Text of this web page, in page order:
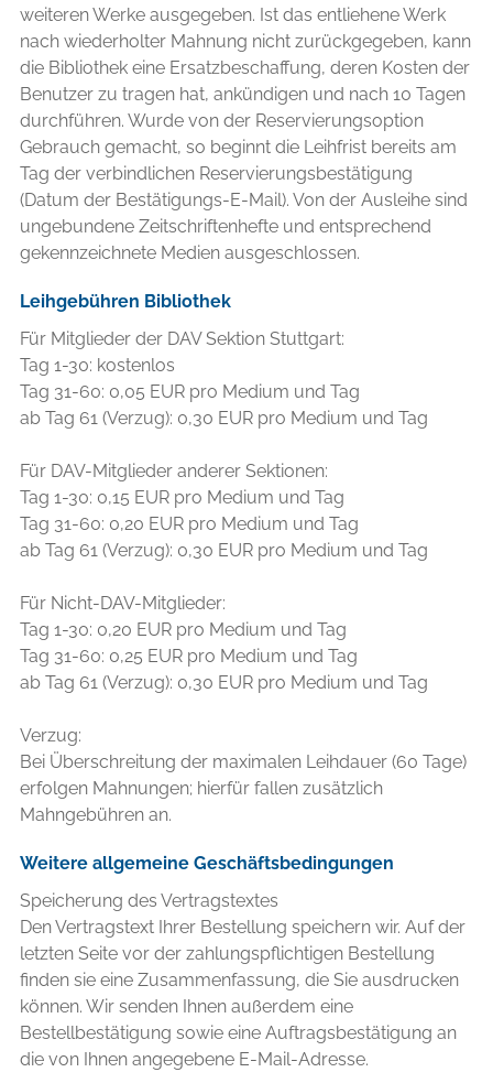
weiteren Werke ausgegeben. Ist das entliehene Werk
nach wiederholter Mahnung nicht zurückgegeben, kann
die Bibliothek eine Ersatzbeschaffung, deren Kosten der
Benutzer zu tragen hat, ankündigen und nach 10 Tagen
durchführen. Wurde von der Reservierungsoption
Gebrauch gemacht, so beginnt die Leihfrist bereits am
Tag der verbindlichen Reservierungsbestätigung
(Datum der Bestätigungs-E-Mail). Von der Ausleihe sind
ungebundene Zeitschriftenhefte und entsprechend
gekennzeichnete Medien ausgeschlossen.
Leihgebühren Bibliothek
Für Mitglieder der DAV Sektion Stuttgart:
Tag 1-30: kostenlos
Tag 31-60: 0,05 EUR pro Medium und Tag
ab Tag 61 (Verzug): 0,30 EUR pro Medium und Tag
Für DAV-Mitglieder anderer Sektionen:
Tag 1-30: 0,15 EUR pro Medium und Tag
Tag 31-60: 0,20 EUR pro Medium und Tag
ab Tag 61 (Verzug): 0,30 EUR pro Medium und Tag
Für Nicht-DAV-Mitglieder:
Tag 1-30: 0,20 EUR pro Medium und Tag
Tag 31-60: 0,25 EUR pro Medium und Tag
ab Tag 61 (Verzug): 0,30 EUR pro Medium und Tag
Verzug:
Bei Überschreitung der maximalen Leihdauer (60 Tage)
erfolgen Mahnungen; hierfür fallen zusätzlich
Mahngebühren an.
Weitere allgemeine Geschäftsbedingungen
Speicherung des Vertragstextes
Den Vertragstext Ihrer Bestellung speichern wir. Auf der
letzten Seite vor der zahlungspflichtigen Bestellung
finden sie eine Zusammenfassung, die Sie ausdrucken
können. Wir senden Ihnen außerdem eine
Bestellbestätigung sowie eine Auftragsbestätigung an
die von Ihnen angegebene E-Mail-Adresse.